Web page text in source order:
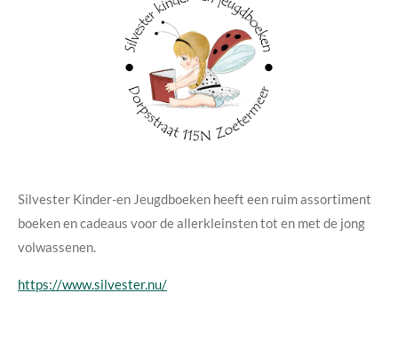
Silvester Kinder-en Jeugdboeken heeft een ruim assortiment
boeken en cadeaus voor de allerkleinsten tot en met de jong
volwassenen.
https://www.silvester.nu/